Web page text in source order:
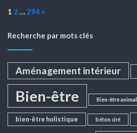
Page:
1 2 294 Next
»
Recherche par mots clés
Aménagement intérieur
Bien-être Bien-être animal
bien-être holistique béton ciré